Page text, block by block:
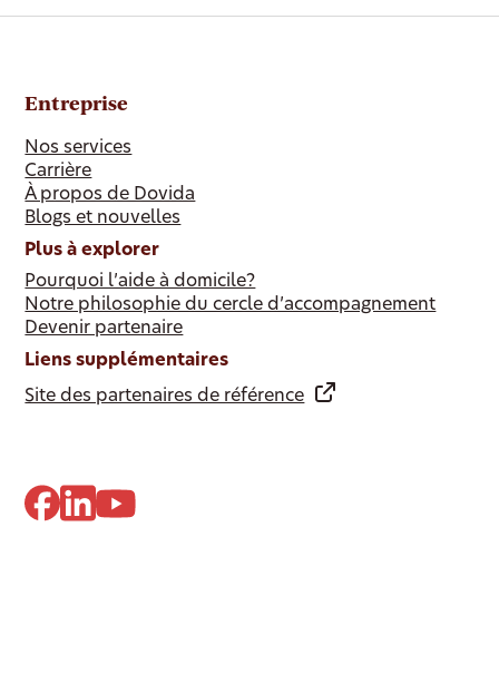
Entreprise
Nos services
Carrière
À propos de Dovida
Blogs et nouvelles
Plus à explorer
Pourquoi l’aide à domicile?
Notre philosophie du cercle d’accompagnement
Devenir partenaire
Liens supplémentaires
Site des partenaires de référence